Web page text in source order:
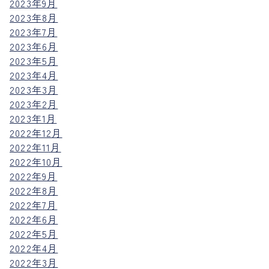
2023年9月
2023年8月
2023年7月
2023年6月
2023年5月
2023年4月
2023年3月
2023年2月
2023年1月
2022年12月
2022年11月
2022年10月
2022年9月
2022年8月
2022年7月
2022年6月
2022年5月
2022年4月
2022年3月